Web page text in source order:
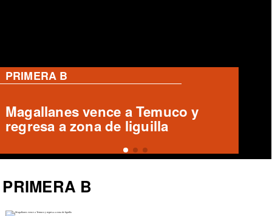
PRIMERA B
Magallanes remonta y vence a
Temuco en partido de Liga de
Ascenso
PRIMERA B